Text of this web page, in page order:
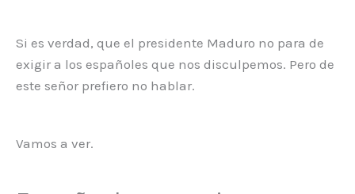
Si es verdad, que el presidente Maduro no para de
exigir a los españoles que nos disculpemos. Pero de
este señor prefiero no hablar.
Vamos a ver.